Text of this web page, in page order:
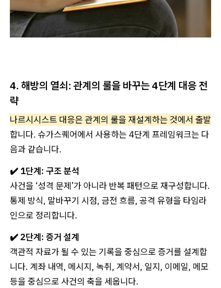
4. 해방의 열쇠: 관계의 룰을 바꾸는 4단계 대응 전
략
나르시시스트 대응은 관계의 룰을 재설계하는 것에서 출발
합니다. 슈가스퀘어에서 사용하는 4단계 프레임워크는 다
음과 같습니다.
✔️ 1단계: 구조 분석
사건을 ‘성격 문제’가 아니라 반복 패턴으로 재구성합니다.
통제 방식, 말바꾸기 시점, 금전 흐름, 공격 유형을 타임라
인으로 정리합니다.
✔️ 2단계: 증거 설계
객관적 자료가 될 수 있는 기록을 중심으로 증거를 설계합
니다. 계좌 내역, 메시지, 녹취, 계약서, 일지, 이메일, 메모
등을 중심으로 사건의 축을 세웁니다.